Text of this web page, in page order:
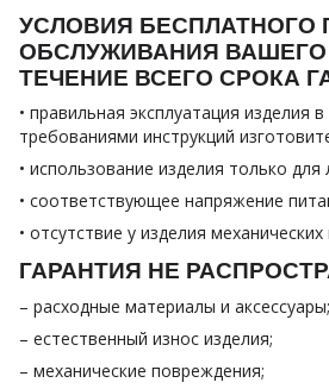
УСЛОВИЯ БЕСПЛАТНОГО
ОБСЛУЖИВАНИЯ ВАШЕГО
ТЕЧЕНИЕ ВСЕГО СРОКА
• правильная эксплуатация изделия
требованиями инструкций
• использование изделия только для
• соответствующее напряжение
• отсутствие у изделия
ГАРАНТИЯ НЕ
– расходные материалы и аксессуары;
– естественный износ изделия;
– механические повреждения;